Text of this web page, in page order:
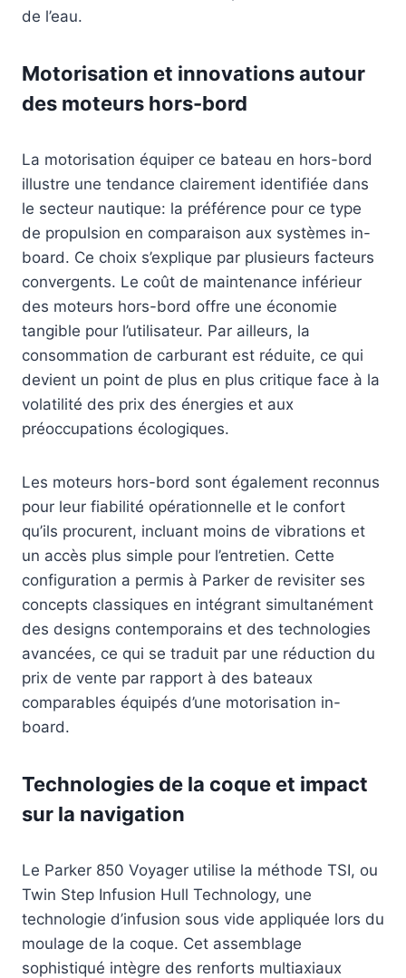
de l’eau.
Motorisation et innovations autour
des moteurs hors-bord
La motorisation équiper ce bateau en hors-bord
illustre une tendance clairement identifiée dans
le secteur nautique: la préférence pour ce type
de propulsion en comparaison aux systèmes in-
board. Ce choix s’explique par plusieurs facteurs
convergents. Le coût de maintenance inférieur
des moteurs hors-bord offre une économie
tangible pour l’utilisateur. Par ailleurs, la
consommation de carburant est réduite, ce qui
devient un point de plus en plus critique face à la
volatilité des prix des énergies et aux
préoccupations écologiques.
Les moteurs hors-bord sont également reconnus
pour leur fiabilité opérationnelle et le confort
qu’ils procurent, incluant moins de vibrations et
un accès plus simple pour l’entretien. Cette
configuration a permis à Parker de revisiter ses
concepts classiques en intégrant simultanément
des designs contemporains et des technologies
avancées, ce qui se traduit par une réduction du
prix de vente par rapport à des bateaux
comparables équipés d’une motorisation in-
board.
Technologies de la coque et impact
sur la navigation
Le Parker 850 Voyager utilise la méthode TSI, ou
Twin Step Infusion Hull Technology, une
technologie d’infusion sous vide appliquée lors du
moulage de la coque. Cet assemblage
sophistiqué intègre des renforts multiaxiaux